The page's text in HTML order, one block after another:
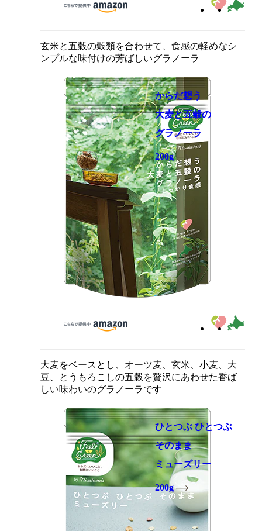
玄米と五穀の穀類を合わせて、食感の軽めなシ
ンプルな味付けの芳ばしいグラノーラ
からだ想う
大麦と五穀の
グラノーラ
200g
大麦をベースとし、オーツ麦、玄米、小麦、大
豆、とうもろこしの五穀を贅沢にあわせた香ば
しい味わいのグラノーラです
ひとつぶ ひとつぶ
そのまま
ミューズリー
200g